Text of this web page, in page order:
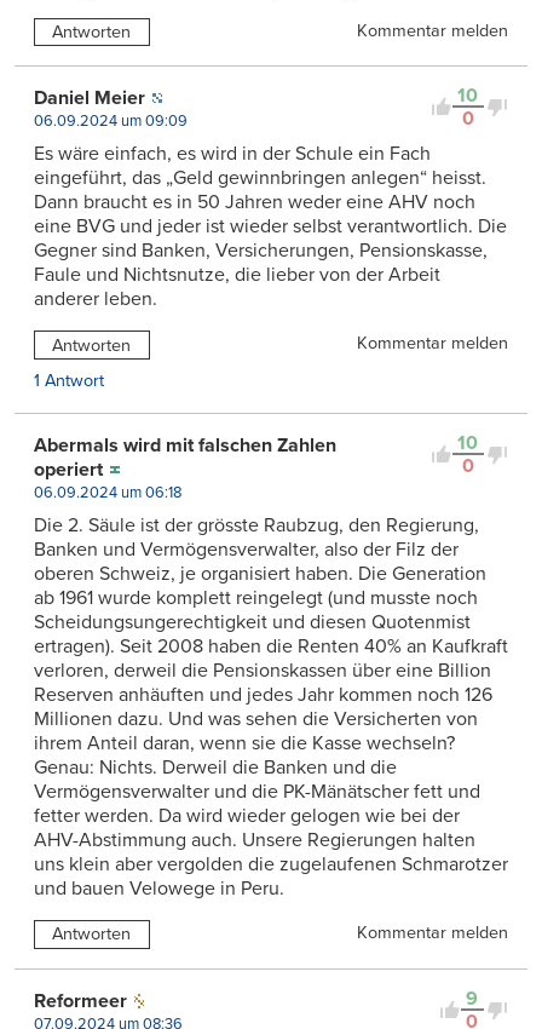
Antworten Kommentar melden
10
0
Daniel Meier
06.09.2024 um 09:09
Es wäre einfach, es wird in der Schule ein Fach
eingeführt, das „Geld gewinnbringen anlegen“ heisst.
Dann braucht es in 50 Jahren weder eine AHV noch
eine BVG und jeder ist wieder selbst verantwortlich. Die
Gegner sind Banken, Versicherungen, Pensionskasse,
Faule und Nichtsnutze, die lieber von der Arbeit
anderer leben.
Antworten
Kommentar melden
1 Antwort
10
0
Abermals wird mit falschen Zahlen
operiert
06.09.2024 um 06:18
Die 2. Säule ist der grösste Raubzug, den Regierung,
Banken und Vermögensverwalter, also der Filz der
oberen Schweiz, je organisiert haben. Die Generation
ab 1961 wurde komplett reingelegt (und musste noch
Scheidungsungerechtigkeit und diesen Quotenmist
ertragen). Seit 2008 haben die Renten 40% an Kaufkraft
verloren, derweil die Pensionskassen über eine Billion
Reserven anhäuften und jedes Jahr kommen noch 126
Millionen dazu. Und was sehen die Versicherten von
ihrem Anteil daran, wenn sie die Kasse wechseln?
Genau: Nichts. Derweil die Banken und die
Vermögensverwalter und die PK-Mänätscher fett und
fetter werden. Da wird wieder gelogen wie bei der
AHV-Abstimmung auch. Unsere Regierungen halten
uns klein aber vergolden die zugelaufenen Schmarotzer
und bauen Velowege in Peru.
Antworten Kommentar melden
9
0
Reformeer
07.09.2024 um 08:36